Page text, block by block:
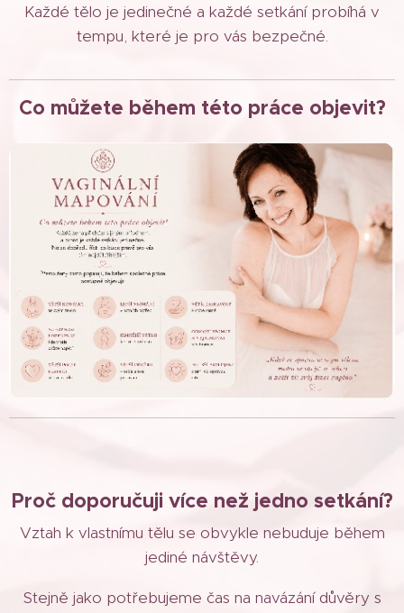
Každé tělo je jedinečné a každé setkání probíhá v
tempu, které je pro vás bezpečné.
Co můžete během této práce objevit?
Proč doporučuji více než jedno setkání?
Vztah k vlastnímu tělu se obvykle nebuduje během
jediné návštěvy.
Stejně jako potřebujeme čas na navázání důvěry s